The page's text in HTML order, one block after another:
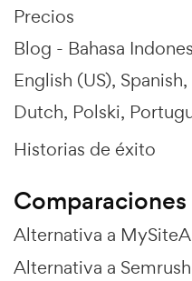
Precios
Blog - Bahasa
English (US) Spanish
Dutch Polski
Historias de éxito
Comparaciones
Alternativa a
Alternativa a Semrush